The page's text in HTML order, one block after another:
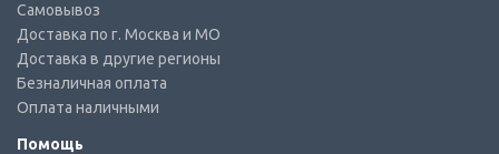
Самовывоз
Доставка по г. Москва и МО
Доставка в другие регионы
Безналичная оплата
Оплата наличными
Помощь